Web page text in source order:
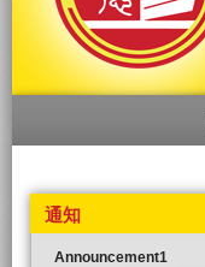
通知
Announcement1